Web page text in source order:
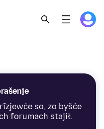
so, zo byšće
forumach stajił.